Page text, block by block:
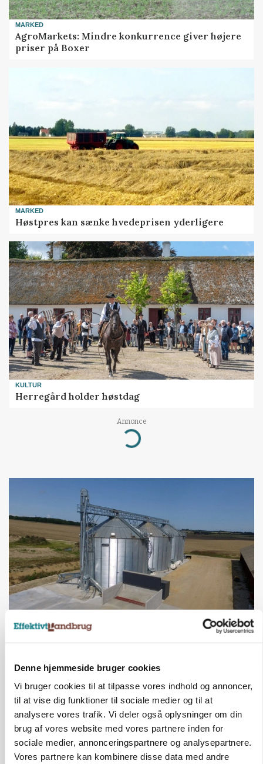
Denne hjemmeside bruger cookies
Vi bruger cookies til at tilpasse vores indhold og annoncer,
til at vise dig funktioner til sociale medier og til at
analysere vores trafik. Vi deler også oplysninger om din
brug af vores website med vores partnere inden for
sociale medier, annonceringspartnere og analysepartnere.
Vores partnere kan kombinere disse data med andre
MARKED
AgroMarkets: Mindre konkurrence giver højere
priser på Boxer
MARKED
Høstpres kan sænke hvedeprisen yderligere
KULTUR
Herregård holder høstdag
Annonce
Loading...
BUSINESS
Lokalt generationsskifte skal løfte midtjysk
siloimportør i Norden
Annonce